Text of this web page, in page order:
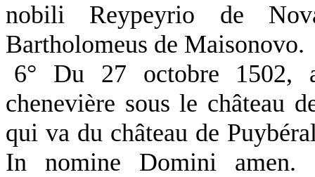
nobili Reypeyrio de
Bartholomeus de Maisonovo.
6° Du 27 octobre 1502,
chenevière sous le château
qui va du château de
In nomine Domini